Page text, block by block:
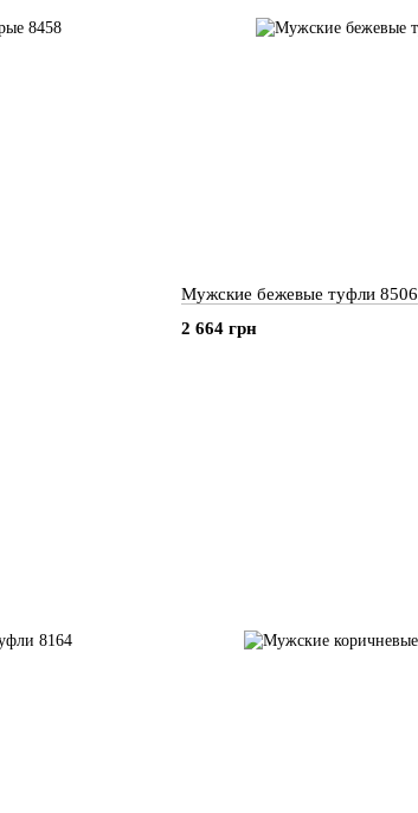
Мужские бежевые туфли 8506
2 664 грн